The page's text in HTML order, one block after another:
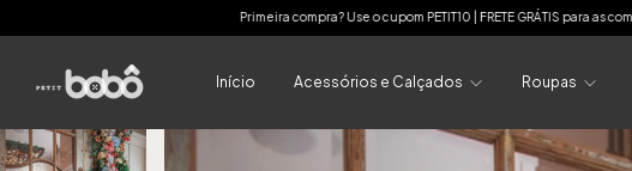
Primeira compra? Use o cupom PETIT10 | FRETE GRÁTIS para as compras acima de R$ 500
Início Acessórios e Calçados Roupas